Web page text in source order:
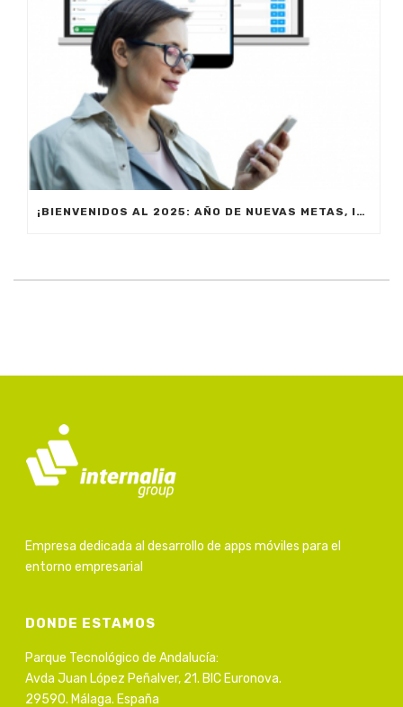
¡BIENVENIDOS AL 2025: AÑO DE NUEVAS METAS, INNOVACIÓN Y PRODUCTIVIDAD!
Empresa dedicada al desarrollo de apps móviles para el
entorno empresarial
DONDE ESTAMOS
Parque Tecnológico de Andalucía:
Avda Juan López Peñalver, 21. BIC Euronova.
29590. Málaga. España